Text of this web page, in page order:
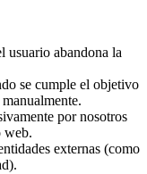
usuario abandona la
se cumple el objetivo
por nosotros
web.
externas (como